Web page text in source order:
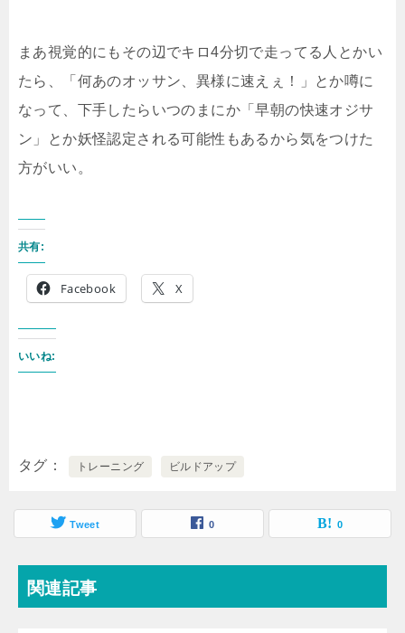
まあ視覚的にもその辺でキロ4分切で走ってる人とかい
たら、「何あのオッサン、異様に速えぇ！」とか噂に
なって、下手したらいつのまにか「早朝の快速オジサ
ン」とか妖怪認定される可能性もあるから気をつけた
方がいい。
共有:
Facebook X
いいね:
タグ トレーニング ビルドアップ
Tweet 0 0
関連記事